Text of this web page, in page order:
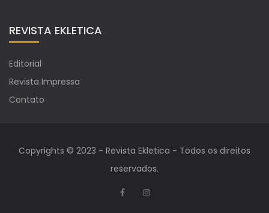
REVISTA EKLETICA
Editorial
Revista Impressa
Contato
Copyrights © 2023 - Revista Ekletica - Todos os direitos
reservados.